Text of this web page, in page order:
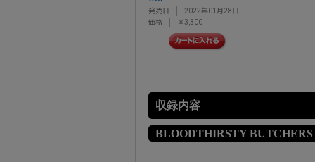
発売日
2022年01月28日
価格
￥3,300
収録内容
BLOODTHIRSTY BUTCHERS